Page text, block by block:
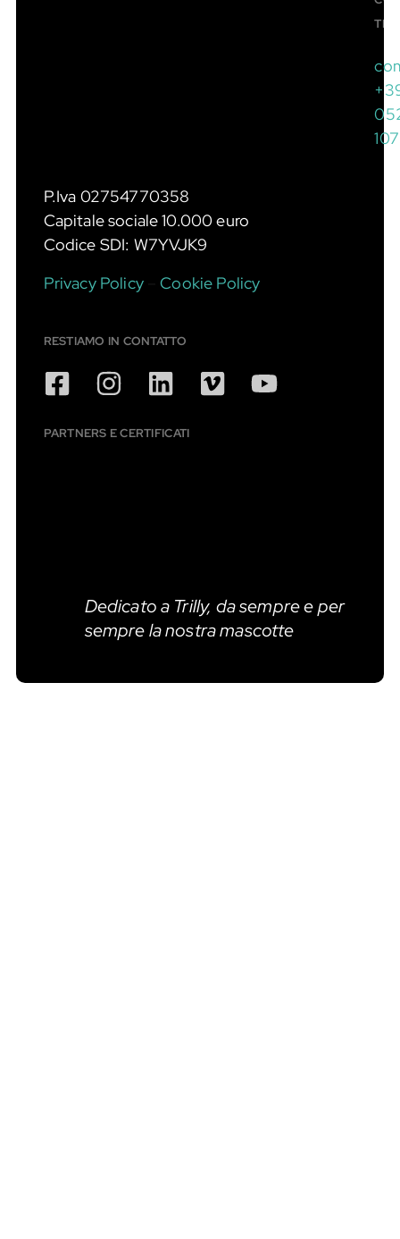
P.Iva 02754770358
Capitale sociale 10.000 euro
Codice SDI: W7YVJK9
Privacy Policy–Cookie Policy
RESTIAMO IN CONTATTO
PARTNERS E CERTIFICATI
Dedicato a Trilly, da sempre e per
sempre la nostra mascotte